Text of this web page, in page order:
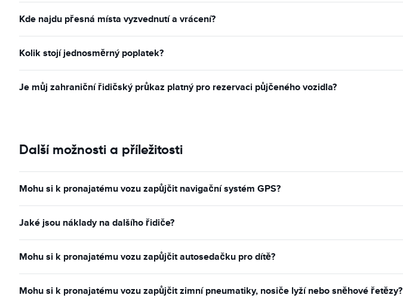
Kde najdu přesná místa vyzvednutí a vrácení?
Kolik stojí jednosměrný poplatek?
Je můj zahraniční řidičský průkaz platný pro rezervaci půjčeného vozidla?
Další možnosti a příležitosti
Mohu si k pronajatému vozu zapůjčit navigační systém GPS?
Jaké jsou náklady na dalšího řidiče?
Mohu si k pronajatému vozu zapůjčit autosedačku pro dítě?
Mohu si k pronajatému vozu zapůjčit zimní pneumatiky, nosiče lyží nebo sněhové řetězy?